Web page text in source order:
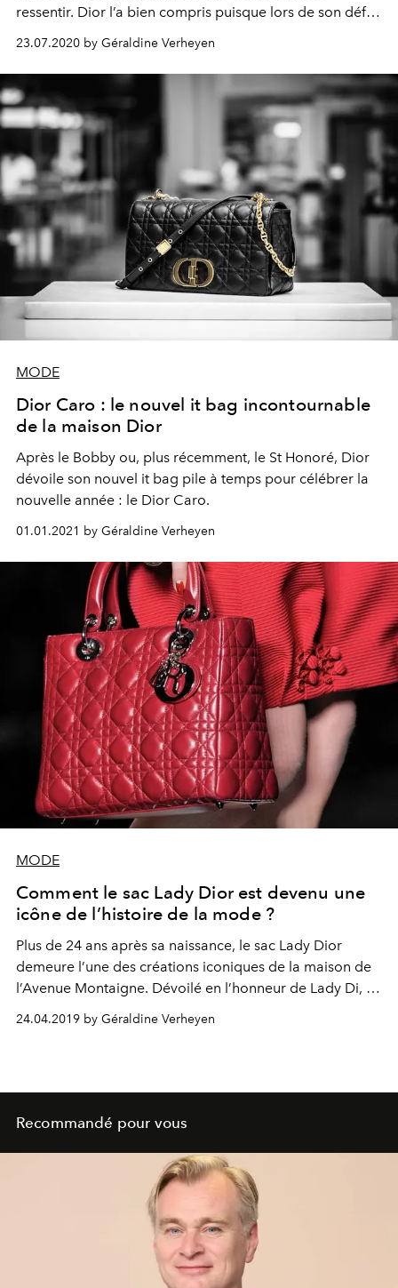
ressentir. Dior l’a bien compris puisque lors de son défilé
les Pouilles, en Italie, Peter Philips, Directeur de la
Création et de l’Image du Maquillage Dior, réalisait un
maquillage absolument naturel et lumineux.
23.07.2020 by Géraldine Verheyen
MODE
Dior Caro : le nouvel it bag incontournable
de la maison Dior
Après le Bobby ou, plus récemment, le St Honoré, Dior
dévoile son nouvel it bag pile à temps pour célébrer la
nouvelle année : le Dior Caro.
01.01.2021 by Géraldine Verheyen
MODE
Comment le sac Lady Dior est devenu une
icône de l’histoire de la mode ?
Plus de 24 ans après sa naissance, le sac Lady Dior
demeure l’une des créations iconiques de la maison de
l’Avenue Montaigne. Dévoilé en l’honneur de Lady Di, il
l’art. Focus sur son parcours hors du commun depuis son
24.04.2019 by Géraldine Verheyen
Recommandé pour vous